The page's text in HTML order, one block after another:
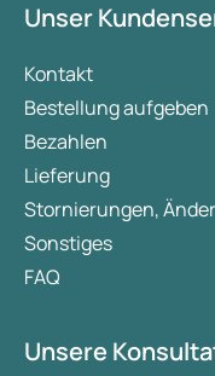
Unser
Kontakt
Bestellung aufgeben
Bezahlen
Lieferung
Stornierungen,
Sonstiges
FAQ
Unsere